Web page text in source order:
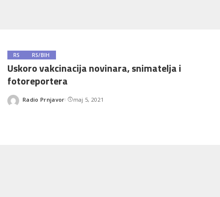
RS RS/BIH
Uskoro vakcinacija novinara, snimatelja i
fotoreportera
Posted
Radio Prnjavor maj 5, 2021